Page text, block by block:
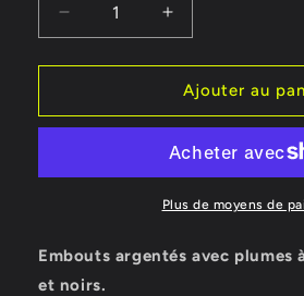
Réduire
la
quantité
BOUCLES
ROUGES
Augmenter
la
quantité
de
BOUCLES
PLUMES
ROUGES
ET
Ajouter au
Plus de moyens de
Embouts argentés avec plumes
et noirs.